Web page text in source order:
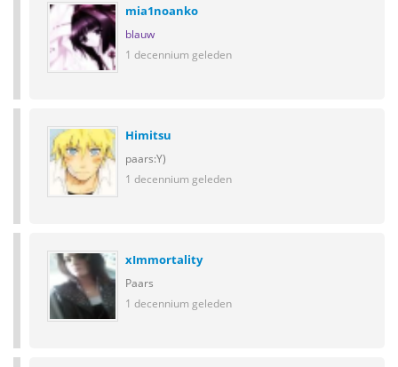
mia1noanko
blauw
1 decennium geleden
Himitsu
paars:Y)
1 decennium geleden
xImmortality
Paars
1 decennium geleden